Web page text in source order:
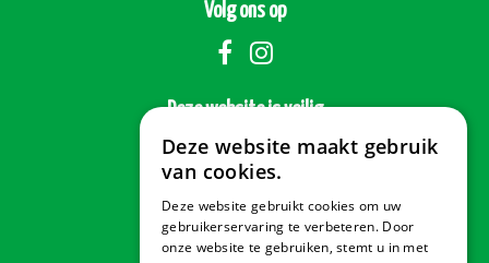
Volg ons op
Deze website is veilig
Veilig betalen
Deze website maakt gebruik
van cookies.
Deze website gebruikt cookies om uw
gebruikerservaring te verbeteren. Door
onze website te gebruiken, stemt u in met